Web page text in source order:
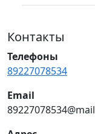
Контакты
Телефоны
89227078534
Email